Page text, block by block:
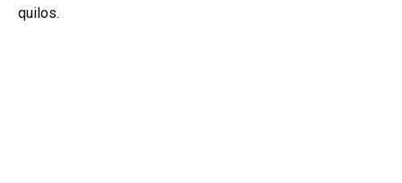
quilos.